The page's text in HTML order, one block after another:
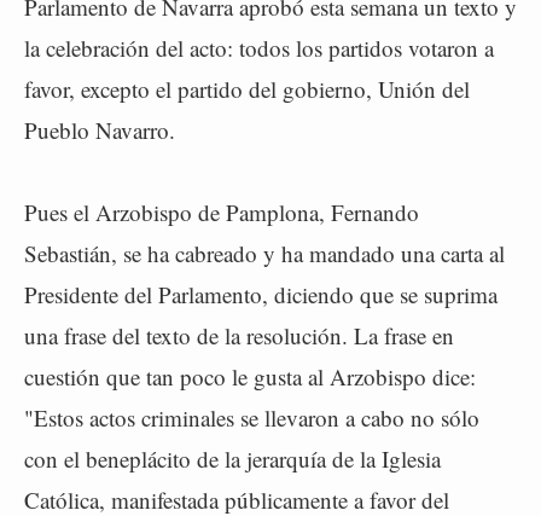
Parlamento de Navarra aprobó esta semana un texto y
la celebración del acto: todos los partidos votaron a
favor, excepto el partido del gobierno, Unión del
Pueblo Navarro.
Pues el Arzobispo de Pamplona, Fernando
Sebastián, se ha cabreado y ha mandado una carta al
Presidente del Parlamento, diciendo que se suprima
una frase del texto de la resolución. La frase en
cuestión que tan poco le gusta al Arzobispo dice:
"Estos actos criminales se llevaron a cabo no sólo
con el beneplácito de la jerarquía de la Iglesia
Católica, manifestada públicamente a favor del